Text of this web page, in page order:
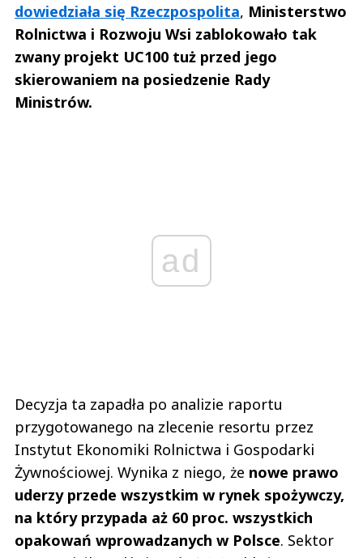
dowiedziała się Rzeczpospolita, Ministerstwo
Rolnictwa i Rozwoju Wsi zablokowało tak
zwany projekt UC100 tuż przed jego
skierowaniem na posiedzenie Rady
Ministrów.
ad
Decyzja ta zapadła po analizie raportu
przygotowanego na zlecenie resortu przez
Instytut Ekonomiki Rolnictwa i Gospodarki
Żywnościowej. Wynika z niego, że nowe prawo
uderzy przede wszystkim w rynek spożywczy,
na który przypada aż 60 proc. wszystkich
opakowań wprowadzanych w Polsce. Sektor